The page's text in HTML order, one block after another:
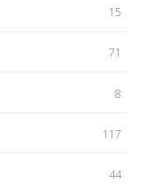
15
71
8
117
44